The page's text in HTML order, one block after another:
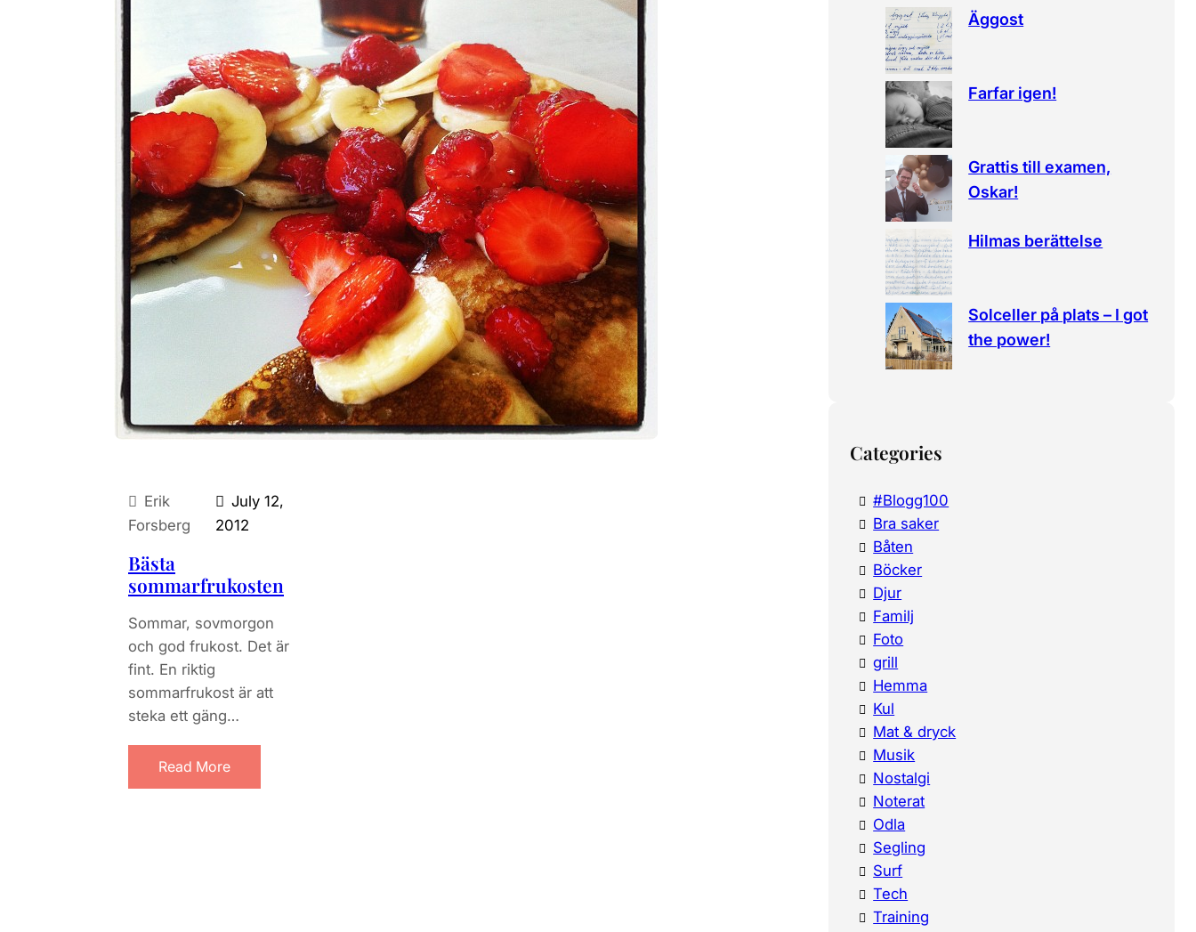
Erik
Forsberg
July 12,
2012
Bästa
sommarfrukosten
Sommar, sovmorgon
och god frukost. Det är
fint. En riktig
sommarfrukost är att
steka ett gäng…
Read More
Äggost
Farfar igen!
Grattis till examen,
Oskar!
Hilmas berättelse
Solceller på plats – I got
the power!
Categories
#Blogg100
Bra saker
Båten
Böcker
Djur
Familj
Foto
grill
Hemma
Kul
Mat & dryck
Musik
Nostalgi
Noterat
Odla
Segling
Surf
Tech
Training